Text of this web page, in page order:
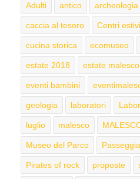
Adulti antico archeologia
caccia al tesoro Centri estivi
cucina storica ecomuseo
estate 2018 estate malesco
eventi bambini
geologia laboratori
luglio malesco
Museo del Parco
Pirates of rock proposte